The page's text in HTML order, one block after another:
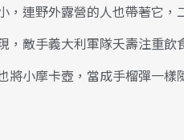
，連野外露營的人也帶著它
，敵手義大利軍隊夭壽注重
小摩卡壺，當成手榴彈一樣